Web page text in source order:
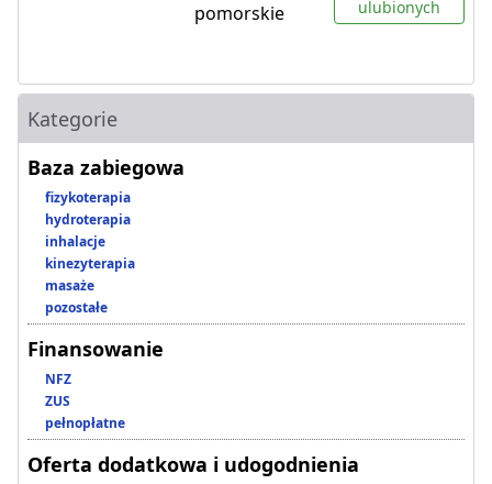
pomorskie
ulubionych
Kategorie
Baza zabiegowa
fizykoterapia
hydroterapia
inhalacje
kinezyterapia
masaże
pozostałe
Finansowanie
NFZ
ZUS
pełnopłatne
Oferta dodatkowa i udogodnienia